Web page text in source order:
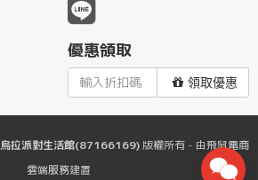
優惠領取
領取優惠
烏拉派對生活館(87166169)版權所有 - 由飛鼠電商
雲端服務建置